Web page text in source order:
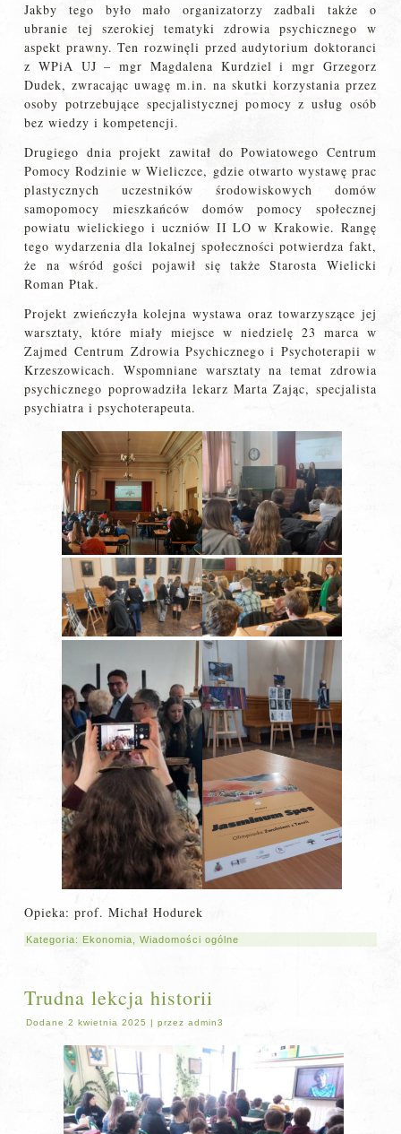
Jakby tego było mało organizatorzy zadbali także o
ubranie tej szerokiej tematyki zdrowia psychicznego w
aspekt prawny. Ten rozwinęli przed audytorium doktoranci
z WPiA UJ – mgr Magdalena Kurdziel i mgr Grzegorz
Dudek, zwracając uwagę m.in. na skutki korzystania przez
osoby potrzebujące specjalistycznej pomocy z usług osób
bez wiedzy i kompetencji.
Drugiego dnia projekt zawitał do Powiatowego Centrum
Pomocy Rodzinie w Wieliczce, gdzie otwarto wystawę prac
plastycznych uczestników środowiskowych domów
samopomocy mieszkańców domów pomocy społecznej
powiatu wielickiego i uczniów II LO w Krakowie. Rangę
tego wydarzenia dla lokalnej społeczności potwierdza fakt,
że na wśród gości pojawił się także Starosta Wielicki
Roman Ptak.
Projekt zwieńczyła kolejna wystawa oraz towarzyszące jej
warsztaty, które miały miejsce w niedzielę 23 marca w
Zajmed Centrum Zdrowia Psychicznego i Psychoterapii w
Krzeszowicach. Wspomniane warsztaty na temat zdrowia
psychicznego poprowadziła lekarz Marta Zając, specjalista
psychiatra i psychoterapeuta.
Opieka: prof. Michał Hodurek
Kategoria: Ekonomia,Wiadomości ogólne
Trudna lekcja historii
Dodane 2 kwietnia 2025 |przez admin3